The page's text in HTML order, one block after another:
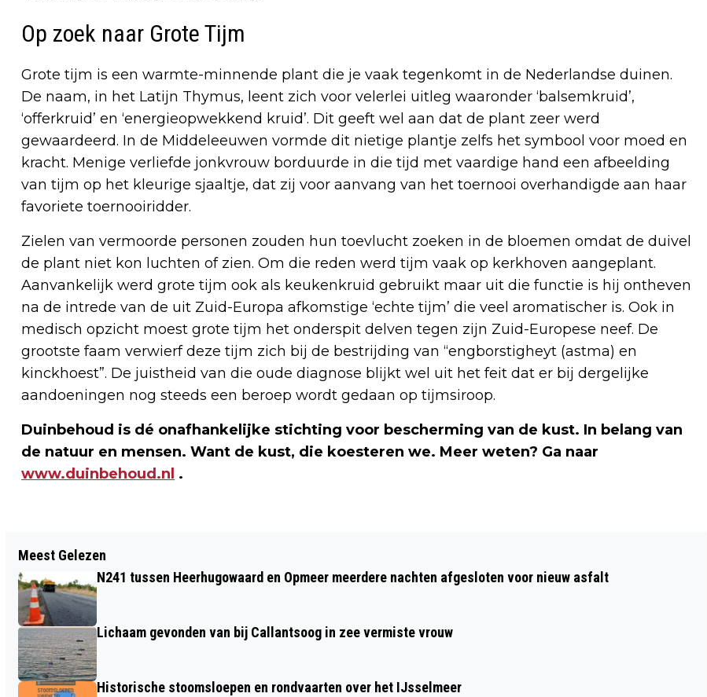
Op zoek naar Grote Tijm
Grote tijm is een warmte-minnende plant die je vaak tegenkomt in de Nederlandse duinen.
De naam, in het Latijn Thymus, leent zich voor velerlei uitleg waaronder ‘balsemkruid’,
‘offerkruid’ en ‘energieopwekkend kruid’. Dit geeft wel aan dat de plant zeer werd
gewaardeerd. In de Middeleeuwen vormde dit nietige plantje zelfs het symbool voor moed en
kracht. Menige verliefde jonkvrouw borduurde in die tijd met vaardige hand een afbeelding
van tijm op het kleurige sjaaltje, dat zij voor aanvang van het toernooi overhandigde aan haar
favoriete toernooiridder.
Zielen van vermoorde personen zouden hun toevlucht zoeken in de bloemen omdat de duivel
de plant niet kon luchten of zien. Om die reden werd tijm vaak op kerkhoven aangeplant.
Aanvankelijk werd grote tijm ook als keukenkruid gebruikt maar uit die functie is hij ontheven
na de intrede van de uit Zuid-Europa afkomstige ‘echte tijm’ die veel aromatischer is. Ook in
medisch opzicht moest grote tijm het onderspit delven tegen zijn Zuid-Europese neef. De
grootste faam verwierf deze tijm zich bij de bestrijding van “engborstigheyt (astma) en
kinckhoest”. De juistheid van die oude diagnose blijkt wel uit het feit dat er bij dergelijke
aandoeningen nog steeds een beroep wordt gedaan op tijmsiroop.
Duinbehoud is dé onafhankelijke stichting voor bescherming van de kust. In belang van
de natuur en mensen. Want de kust, die koesteren we. Meer weten? Ga naar
www.duinbehoud.nl .
HELE OCHTEND GEEN TREINVERKEER
TUSSEN UITGEEST EN ALKMAAR
GEHANDICAPTENZORG BIJ
Meest Gelezen
N241 tussen Heerhugowaard en Opmeer meerdere nachten afgesloten voor nieuw asfalt
Lichaam gevonden van bij Callantsoog in zee vermiste vrouw
Historische stoomsloepen en rondvaarten over het IJsselmeer